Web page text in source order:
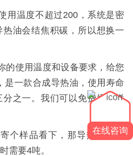
用温度不超过200，系统是密
油会结焦积碳，所以想换一
的使用温度和设备要求，给您
，是一款合成导热油，使用寿命
分之一。我们可以免费提供样
个样品看下，那导热油价格
需要4吨。
在线咨询